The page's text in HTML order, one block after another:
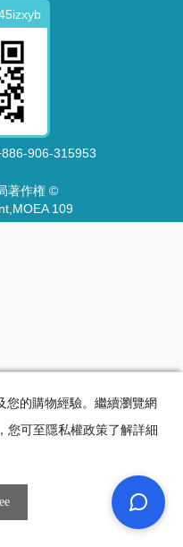
906-315953
著作権 ©
109
您的購物經驗。繼續瀏覽網
您可至隱私權政策了解詳細